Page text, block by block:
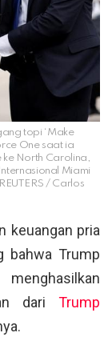
topi ‘Make
One saat ia
North Carolina,
Miami
/ Carlos
keuangan pria
bahwa Trump
dari Trump